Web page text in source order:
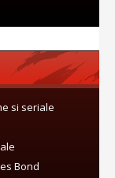
si seriale
Bond